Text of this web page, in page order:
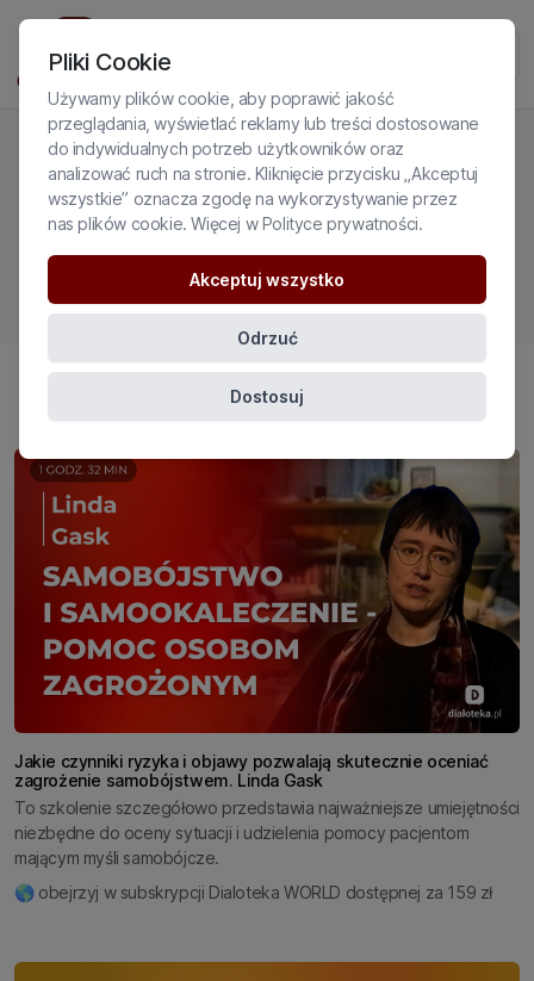
MYŚLI I ZACHOWANIA
SAMOBÓJCZE
Jakie czynniki ryzyka i objawy pozwalają skutecznie oceniać
zagrożenie samobójstwem. Linda Gask
To szkolenie szczegółowo przedstawia najważniejsze umiejętności
niezbędne do oceny sytuacji i udzielenia pomocy pacjentom
mającym myśli samobójcze.
🌎 obejrzyj w subskrypcji Dialoteka WORLD dostępnej za 159 zł
Pliki Cookie
Używamy plików cookie, aby poprawić jakość
przeglądania, wyświetlać reklamy lub treści dostosowane
do indywidualnych potrzeb użytkowników oraz
analizować ruch na stronie. Kliknięcie przycisku „Akceptuj
wszystkie” oznacza zgodę na wykorzystywanie przez
nas plików cookie. Więcej wPolityce prywatności.
Akceptuj wszystko
Odrzuć
Dostosuj